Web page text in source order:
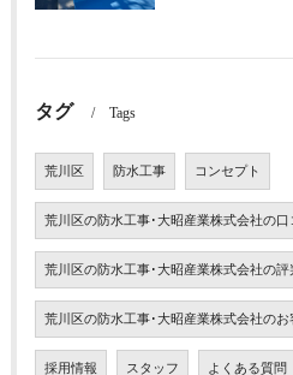
タグ Tags
荒川区 防水工事 コンセプト
荒川区の防水工事･大昭産業株式会社の口
荒川区の防水工事･大昭産業株式会社の評
荒川区の防水工事･大昭産業株式会社のお
採用情報 スタッフ よくある質問